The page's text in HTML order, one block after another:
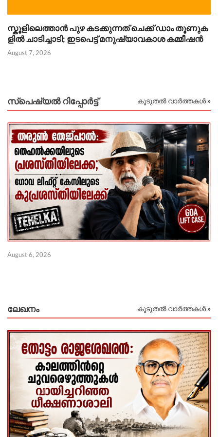
സ്കൂളിലെത്താൻ പുഴ കടക്കുന്നത് ചെക്ക് ഡാം തൂണുക
ളിൽ ചാടിച്ചാടി; ഇടപെട്ട് മനുഷ്യാവകാശ കമ്മീഷൻ
August 7, 2026
സ്പെഷ്യൽ റിപ്പോര്‍ട്ട് കൂടുതൽ വാർത്തകൾ »
August 6, 2026
ലേഖനം കൂടുതൽ വാർത്തകൾ »